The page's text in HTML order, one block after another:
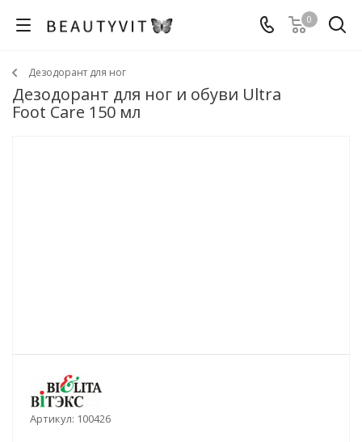
0
Дезодорант для ног
Дезодорант для ног и обуви Ultra
Foot Care 150 мл
Артикул: 100426